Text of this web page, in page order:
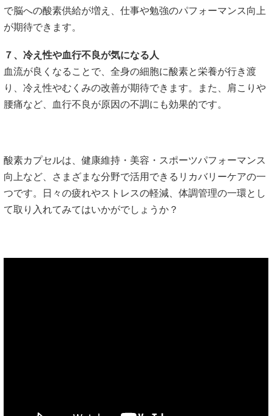
で脳への酸素供給が増え、仕事や勉強のパフォーマンス向上
が期待できます。
７、冷え性や血行不良が気になる人
血流が良くなることで、全身の細胞に酸素と栄養が行き渡
り、冷え性やむくみの改善が期待できます。また、肩こりや
腰痛など、血行不良が原因の不調にも効果的です。
酸素カプセルは、健康維持・美容・スポーツパフォーマンス
向上など、さまざまな分野で活用できるリカバリーケアの一
つです。日々の疲れやストレスの軽減、体調管理の一環とし
て取り入れてみてはいかがでしょうか？